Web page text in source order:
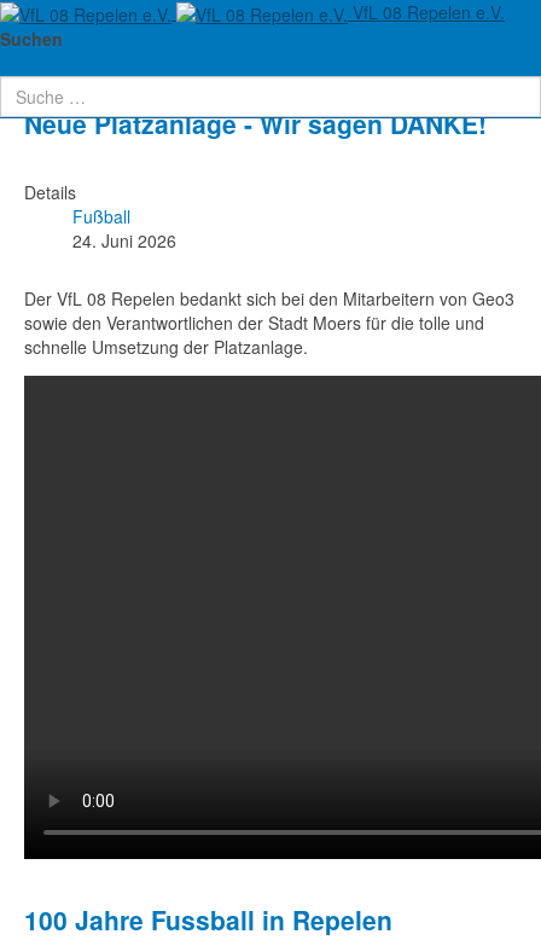
VfL 08 Repelen e.V.
Suchen
Aktuelle Seite:
Neue Platzanlage - Wir sagen DANKE!
Details
Fußball
24. Juni 2026
Der VfL 08 Repelen bedankt sich bei den Mitarbeitern von Geo3
sowie den Verantwortlichen der Stadt Moers für die tolle und
schnelle Umsetzung der Platzanlage.
100 Jahre Fussball in Repelen